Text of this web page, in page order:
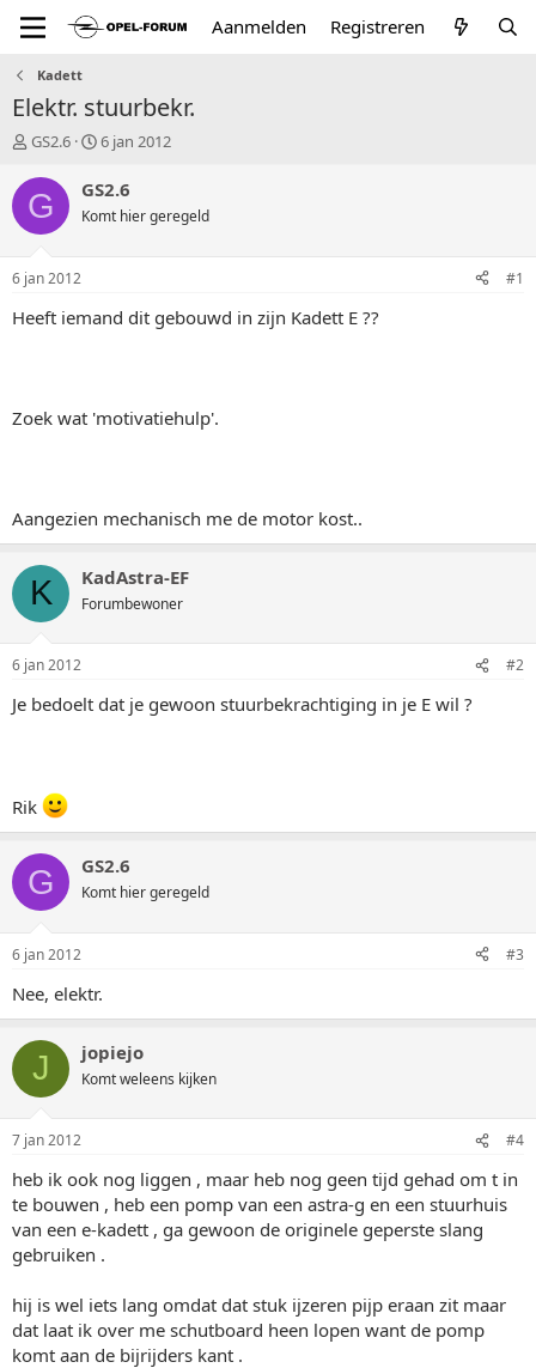
Aanmelden Registreren
Kadett
Elektr. stuurbekr.
T
p
i
a
r
GS2.6
S
a
t
u
6 jan 2012
G GS2.6
Komt hier geregeld
6 jan 2012 #1
Heeft iemand dit gebouwd in zijn Kadett E ??
Zoek wat 'motivatiehulp'.
Aangezien mechanisch me de motor kost..
K KadAstra-EF
Forumbewoner
6 jan 2012 #2
Je bedoelt dat je gewoon stuurbekrachtiging in je E wil ?
Rik
G GS2.6
Komt hier geregeld
6 jan 2012 #3
Nee, elektr.
J jopiejo
Komt weleens kijken
7 jan 2012 #4
heb ik ook nog liggen , maar heb nog geen tijd gehad om t in
te bouwen , heb een pomp van een astra-g en een stuurhuis
van een e-kadett , ga gewoon de originele geperste slang
gebruiken .
hij is wel iets lang omdat dat stuk ijzeren pijp eraan zit maar
dat laat ik over me schutboard heen lopen want de pomp
komt aan de bijrijders kant .